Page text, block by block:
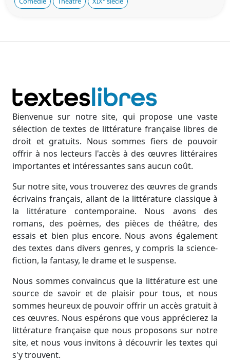
Bienvenue sur notre site, qui propose une vaste
sélection de textes de littérature française libres de
droit et gratuits. Nous sommes fiers de pouvoir
offrir à nos lecteurs l'accès à des œuvres littéraires
importantes et intéressantes sans aucun coût.
Sur notre site, vous trouverez des œuvres de grands
écrivains français, allant de la littérature classique à
la littérature contemporaine. Nous avons des
romans, des poèmes, des pièces de théâtre, des
essais et bien plus encore. Nous avons également
des textes dans divers genres, y compris la science-
fiction, la fantasy, le drame et le suspense.
Nous sommes convaincus que la littérature est une
source de savoir et de plaisir pour tous, et nous
sommes heureux de pouvoir offrir un accès gratuit à
ces œuvres. Nous espérons que vous apprécierez la
littérature française que nous proposons sur notre
site, et nous vous invitons à découvrir les textes qui
s'y trouvent.